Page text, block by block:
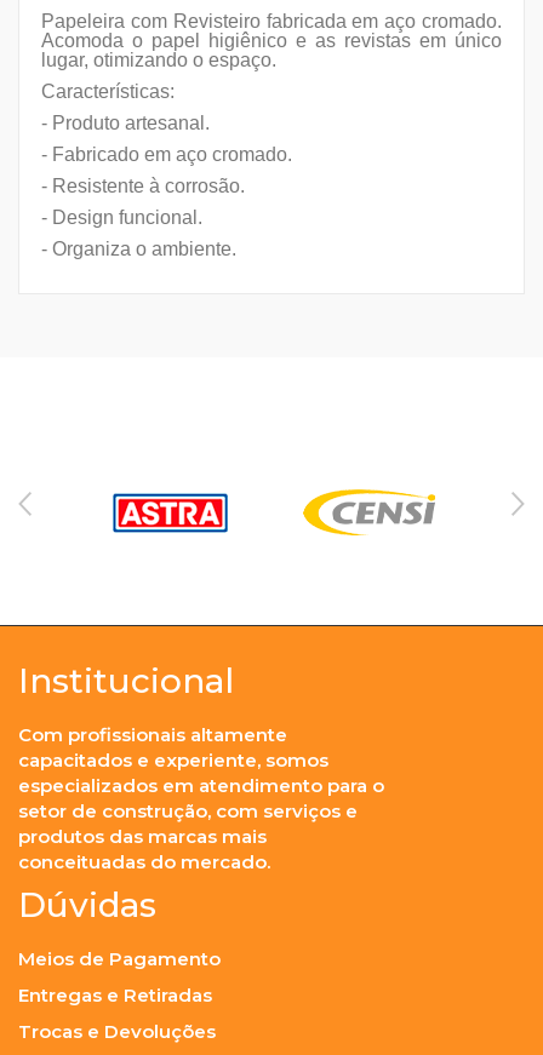
Papeleira com Revisteiro fabricada em aço cromado.
Acomoda o papel higiênico e as revistas em único
lugar, otimizando o espaço.
Características:
- Produto artesanal.
- Fabricado em aço cromado.
- Resistente à corrosão.
- Design funcional.
- Organiza o ambiente.
Institucional
Com profissionais altamente
capacitados e experiente, somos
especializados em atendimento para o
setor de construção, com serviços e
produtos das marcas mais
conceituadas do mercado.
Dúvidas
Meios de Pagamento
Entregas e Retiradas
Trocas e Devoluções